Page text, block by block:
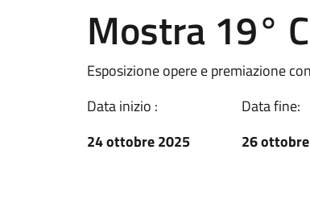
Mostra 19°
Esposizione opere e premiazione
Data inizio :
24 ottobre 2025
Data fine:
26